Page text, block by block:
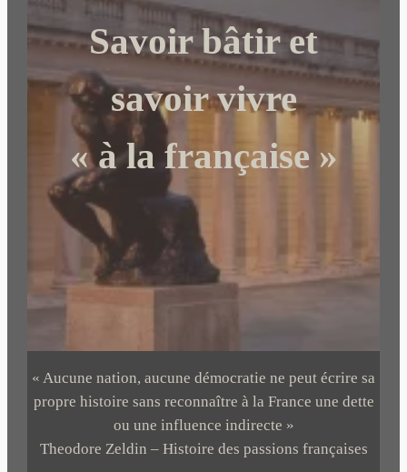
c
h
r
Savoir bâtir et
savoir vivre
« à la française »
« Aucune nation, aucune démocratie ne peut écrire sa
propre histoire sans reconnaître à la France une dette
ou une influence indirecte »
Theodore Zeldin – Histoire des passions françaises